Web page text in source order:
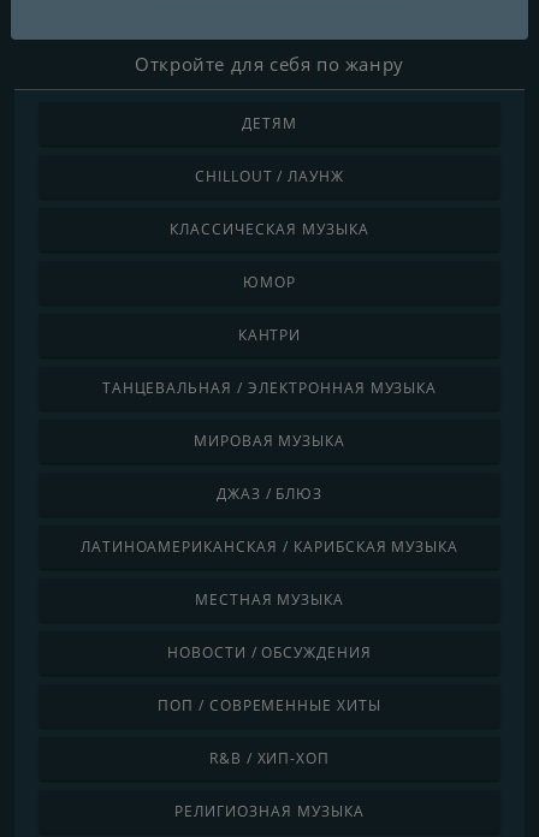
Откройте для себя по жанру
ДЕТЯМ
CHILLOUT / ЛАУНЖ
КЛАССИЧЕСКАЯ МУЗЫКА
ЮМОР
КАНТРИ
ТАНЦЕВАЛЬНАЯ / ЭЛЕКТРОННАЯ МУЗЫКА
МИРОВАЯ МУЗЫКА
ДЖАЗ / БЛЮЗ
ЛАТИНОАМЕРИКАНСКАЯ / КАРИБСКАЯ МУЗЫКА
МЕСТНАЯ МУЗЫКА
НОВОСТИ / ОБСУЖДЕНИЯ
ПОП / СОВРЕМЕННЫЕ ХИТЫ
R&B / ХИП-ХОП
РЕЛИГИОЗНАЯ МУЗЫКА